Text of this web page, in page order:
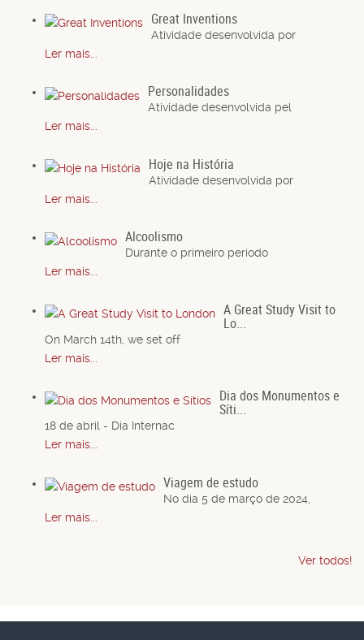
Great Inventions
Atividade desenvolvida por
Ler mais...
Personalidades
Atividade desenvolvida pel
Ler mais...
Hoje na História
Atividade desenvolvida por
Ler mais...
Alcoolismo
Durante o primeiro período
Ler mais...
A Great Study Visit to
Lo...
On March 14th, we set off
Ler mais...
Dia dos Monumentos e
Síti...
18 de abril - Dia Internac
Ler mais...
Viagem de estudo
No dia 5 de março de 2024,
Ler mais...
Ver todos!